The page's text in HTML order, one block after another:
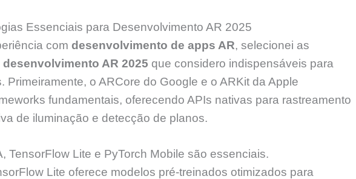
Essenciais para Desenvolvimento AR 2025
com desenvolvimento de apps AR, selecionei as
AR 2025 que considero indispensáveis para
Primeiramente, o ARCore do Google e o ARKit da Apple
fundamentais, oferecendo APIs nativas para rastreamento
de iluminação e detecção de planos.
TensorFlow Lite e PyTorch Mobile são essenciais.
Lite oferece modelos pré-treinados otimizados para